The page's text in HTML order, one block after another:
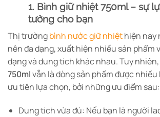
1. Bình giữ nhiệt 750ml – sự
tưởng cho bạn
Thị trườngbình nước giữ nhiệthiện nay
nên đa dạng, xuất hiện nhiều sản phẩm
dạng và dung tích khác nhau. Tuy nhiên,
750mlvẫn là dòng sản phẩm được
ưu tiên lựa chọn, bởi những ưu điểm sau:
Dung tích vừa đủ: Nếu bạn là người